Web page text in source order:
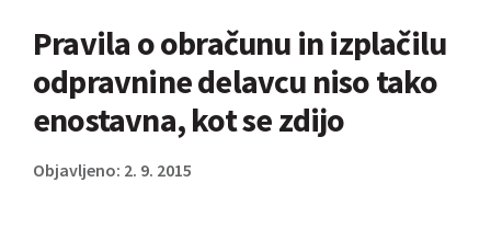
Pravila o obračunu in izplačilu
odpravnine delavcu niso tako
enostavna, kot se zdijo
Objavljeno: 2. 9. 2015